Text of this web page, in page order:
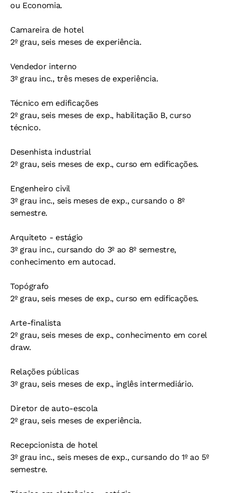
ou Economia.
Camareira de hotel
2º grau, seis meses de experiência.
Vendedor interno
3º grau inc., três meses de experiência.
Técnico em edificações
2º grau, seis meses de exp., habilitação B, curso
técnico.
Desenhista industrial
2º grau, seis meses de exp., curso em edificações.
Engenheiro civil
3º grau inc., seis meses de exp., cursando o 8º
semestre.
Arquiteto - estágio
3º grau inc., cursando do 3º ao 8º semestre,
conhecimento em autocad.
Topógrafo
2º grau, seis meses de exp., curso em edificações.
Arte-finalista
2º grau, seis meses de exp., conhecimento em corel
draw.
Relações públicas
3º grau, seis meses de exp., inglês intermediário.
Diretor de auto-escola
2º grau, seis meses de experiência.
Recepcionista de hotel
3º grau inc., seis meses de exp., cursando do 1º ao 5º
semestre.